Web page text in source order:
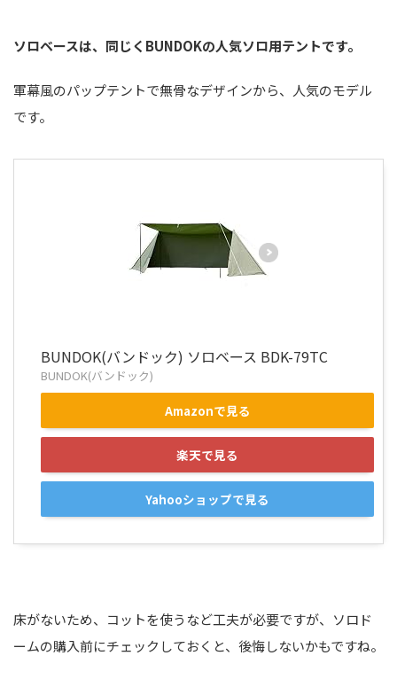
ソロベースは、同じくBUNDOKの人気ソロ用テントです。
軍幕風のパップテントで無骨なデザインから、人気のモデル
です。
BUNDOK(バンドック) ソロベース BDK-79TC
BUNDOK(バンドック)
Amazonで見る
楽天で見る
Yahooショップで見る
床がないため、コットを使うなど工夫が必要ですが、ソロド
ームの購入前にチェックしておくと、後悔しないかもですね。